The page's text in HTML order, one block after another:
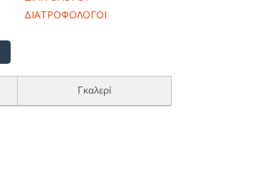
ΔΙΑΤΡΟΦΟΛΟΓΟΙ
Γκαλερί